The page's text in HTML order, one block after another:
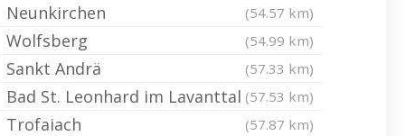
Neunkirchen (54.57 km)
Wolfsberg (54.99 km)
Sankt Andrä (57.33 km)
Bad St. Leonhard im Lavanttal (57.53 km)
Trofaiach (57.87 km)